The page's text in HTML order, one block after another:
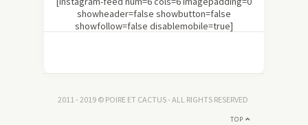
showheader=false showbutton=false
showfollow=false disablemobile=true]
2011 - 2019 © POIRE ET CACTUS - ALL RIGHTS RESERVED
TOP